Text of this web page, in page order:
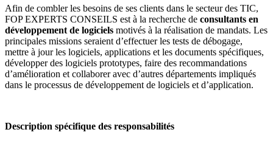
Afin de combler les besoins de ses clients dans le secteur des TIC,
FOP EXPERTS CONSEILS est à la recherche de consultants en
développement de logiciels motivés à la réalisation de mandats. Les
principales missions seraient d’effectuer les tests de débogage,
mettre à jour les logiciels, applications et les documents spécifiques,
développer des logiciels prototypes, faire des recommandations
d’amélioration et collaborer avec d’autres départements impliqués
dans le processus de développement de logiciels et d’application.
Description spécifique des responsabilités